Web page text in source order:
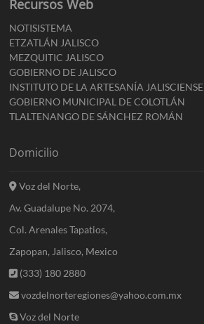
Recursos Web
NOTISISTEMA
ETZATLÁN JALISCO
MEZQUITIC JALISCO
GOBIERNO DE JALISCO
INSTITUTO DE LA ARTESANÍA JALISCIENSE
GOBIERNO MUNICIPAL DE COLOTLÁN
TLALTENANGO DE SÁNCHEZ ROMÁN
Domicilio
Voz del Norte,
Av. Guadalupe No. 2074,
Col. Arenales Tapatios,
Zapopan, Jalisco, Mexico
(333) 180 2880
vozdelnorteregiones@yahoo.com.mx
Voz del Norte